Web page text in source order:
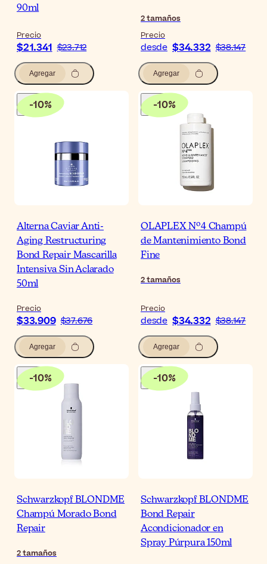
90ml
Precio
$21.341 $23.712
Agregar
2tamaños
Precio
desde $34.332 $38.147
Agregar
-10%
Alterna Caviar Anti-
Aging Restructuring
Bond Repair Mascarilla
Intensiva Sin Aclarado
50ml
Precio
$33.909 $37.676
Agregar
-10%
OLAPLEX Nº4 Champú
de Mantenimiento Bond
Fine
2tamaños
Precio
desde $34.332 $38.147
Agregar
-10%
Schwarzkopf BLONDME
Champú Morado Bond
Repair
2tamaños
-10%
Schwarzkopf BLONDME
Bond Repair
Acondicionador en
Spray Púrpura 150ml